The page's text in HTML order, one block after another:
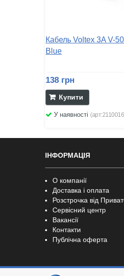
Кабель Voltex 3A V-
Blue
138 грн
Купити
У наявності
ІНФОРМАЦІЯ
О компанії
Доставка і оплата
Розстрочка від
Сервісний центр
Вакансії
Контакти
Публічна оферта